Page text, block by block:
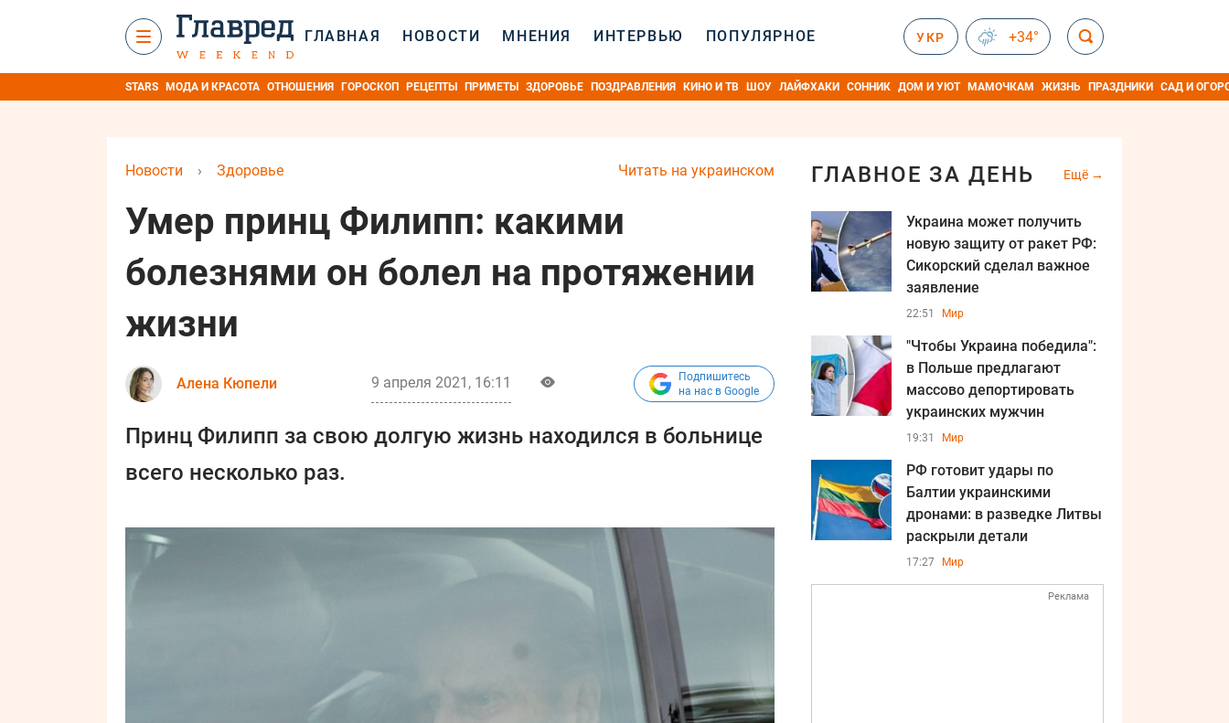
ГЛАВНАЯ НОВОСТИ МНЕНИЯ ИНТЕРВЬЮ ПОПУЛЯРНОЕ УКР +34°
STARS МОДА И КРАСОТА ОТНОШЕНИЯ ГОРОСКОП РЕЦЕПТЫ ПРИМЕТЫ ЗДОРОВЬЕ ПОЗДРАВЛЕНИЯ КИНО И ТВ ШОУ ЛАЙФХАКИ СОННИК ДОМ И УЮТ МАМОЧКАМ ЖИЗНЬ ПРАЗДНИКИ САД И
Читать на украинском
Новости › Здоровье
Умер принц Филипп: какими
болезнями он болел на протяжении
жизни
Алена Кюпели 9 апреля 2021, 16:11
Подпишитесь
на нас в Google
Принц Филипп за свою долгую жизнь находился в больнице
всего несколько раз.
ГЛАВНОЕ ЗА ДЕНЬ Ещё
Украина может получить
новую защиту от ракет РФ:
Сикорский сделал важное
заявление
22:51 Мир
"Чтобы Украина победила":
в Польше предлагают
массово депортировать
украинских мужчин
19:31 Мир
РФ готовит удары по
Балтии украинскими
дронами: в разведке Литвы
раскрыли детали
17:27 Мир
Реклама